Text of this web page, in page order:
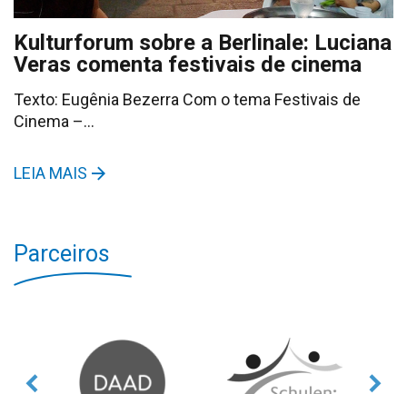
Kulturforum sobre a Berlinale: Luciana
Veras comenta festivais de cinema
Texto: Eugênia Bezerra Com o tema Festivais de
Cinema –…
LEIA MAIS
Parceiros